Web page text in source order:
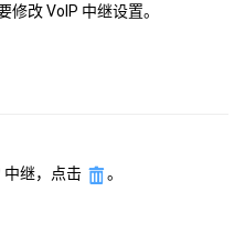
修改 VoIP 中继设置。
中继，点击
。